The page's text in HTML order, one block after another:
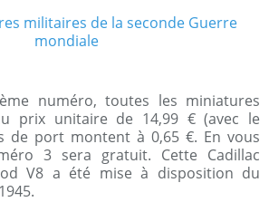
numéro, toutes les miniatures
prix unitaire de 14,99 € (avec le
de port montent à 0,65 €. En vous
3 sera gratuit. Cette Cadillac
V8 a été mise à disposition du